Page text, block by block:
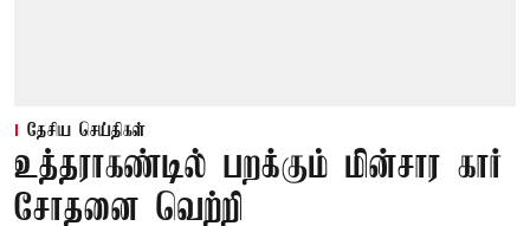
தேசிய செய்திகள்
உத்தராகண்டில் பறக்கும் மின்சார கார்
சோதனை வெற்றி